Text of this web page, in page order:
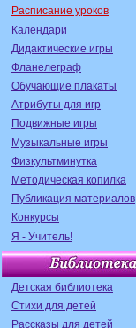
Расписание уроков
Календари
Дидактические игры
Фланелеграф
Обучающие плакаты
Атрибуты для игр
Подвижные игры
Музыкальные игры
Физкультминутка
Методическая копилка
Публикация материалов
Конкурсы
Я - Учитель!
Детская библиотека
Стихи для детей
Рассказы для детей